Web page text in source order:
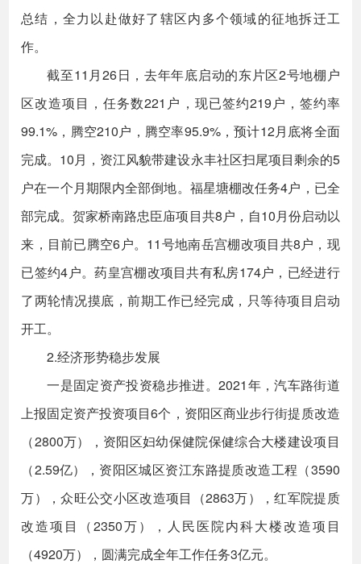
总结，全力以赴做好了辖区内多个领域的征地拆迁工
作。
截至11月26日，去年年底启动的东片区2号地棚户
区改造项目，任务数221户，现已签约219户，签约率
99.1%，腾空210户，腾空率95.9%，预计12月底将全面
完成。10月，资江风貌带建设永丰社区扫尾项目剩余的5
户在一个月期限内全部倒地。福星塘棚改任务4户，已全
部完成。贺家桥南路忠臣庙项目共8户，自10月份启动以
来，目前已腾空6户。11号地南岳宫棚改项目共8户，现
已签约4户。药皇宫棚改项目共有私房174户，已经进行
了两轮情况摸底，前期工作已经完成，只等待项目启动
开工。
2.经济形势稳步发展
一是固定资产投资稳步推进。2021年，汽车路街道
上报固定资产投资项目6个，资阳区商业步行街提质改造
（2800万），资阳区妇幼保健院保健综合大楼建设项目
（2.59亿），资阳区城区资江东路提质改造工程（3590
万），众旺公交小区改造项目（2863万），红军院提质
改造项目（2350万），人民医院内科大楼改造项目
（4920万），圆满完成全年工作任务3亿元。